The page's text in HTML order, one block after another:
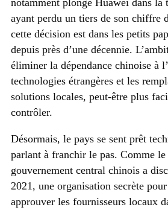
ayant perdu un tiers de son chiffre
cette décision est dans les petits
depuis près d’une décennie.
éliminer la dépendance chinoise à
technologies étrangères et les
solutions locales, peut-être plus
contrôler.
Désormais, le pays se sent prêt
parlant à franchir le pas. Comme le
gouvernement central chinois a
2021, une organisation secrète
approuver les fournisseurs locaux